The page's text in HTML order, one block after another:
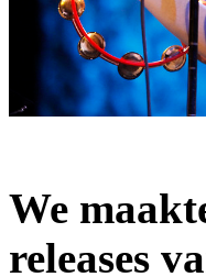
We
releases